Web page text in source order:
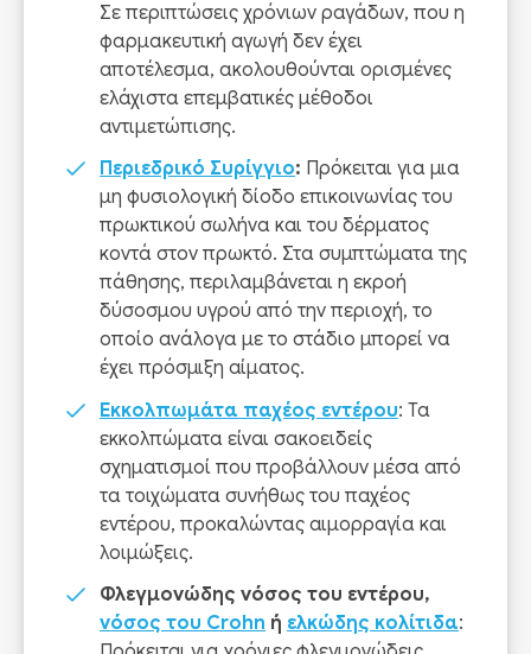
Σε περιπτώσεις χρόνιων ραγάδων, που η
φαρμακευτική αγωγή δεν έχει
αποτέλεσμα, ακολουθούνται ορισμένες
ελάχιστα επεμβατικές μέθοδοι
αντιμετώπισης.
Περιεδρικό Συρίγγιο: Πρόκειται για μια
μη φυσιολογική δίοδο επικοινωνίας του
πρωκτικού σωλήνα και του δέρματος
κοντά στον πρωκτό. Στα συμπτώματα της
πάθησης, περιλαμβάνεται η εκροή
δύσοσμου υγρού από την περιοχή, το
οποίο ανάλογα με το στάδιο μπορεί να
έχει πρόσμιξη αίματος.
Εκκολπωμάτα παχέος εντέρου: Τα
εκκολπώματα είναι σακοειδείς
σχηματισμοί που προβάλλουν μέσα από
τα τοιχώματα συνήθως του παχέος
εντέρου, προκαλώντας αιμορραγία και
λοιμώξεις.
Φλεγμονώδης νόσος του εντέρου,
νόσος του Crohn ή ελκώδης κολίτιδα: